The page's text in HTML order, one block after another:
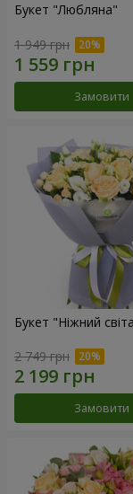
Букет "Любляна"
1 949 грн
Замовити
Букет "Ніжний
2 749 грн
Замовити